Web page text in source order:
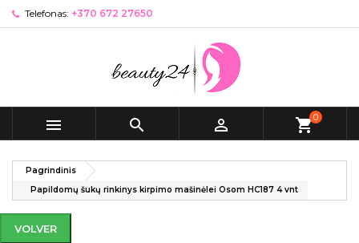
Telefonas: +370 672 27650
   shopping_cart0
Pagrindinis
Papildomų šukų rinkinys kirpimo mašinėlei Osom HC187 4 vnt
VOLVER